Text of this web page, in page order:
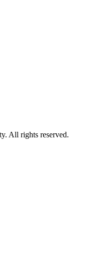
All rights reserved.